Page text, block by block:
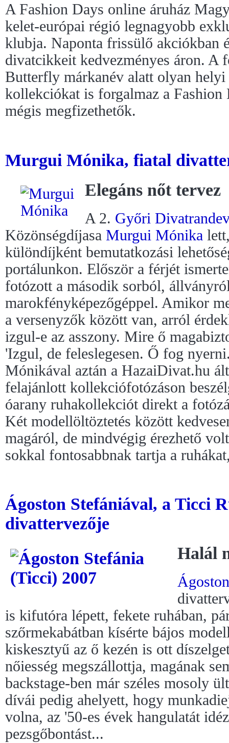
A Fashion Days online áruház
kelet-európai régió legnagyobb
klubja. Naponta frissülő akciókban
divatcikkeit kedvezményes áron. A
Butterfly márkanév alatt olyan
kollekciókat is forgalmaz a Fashion
mégis megfizethetők.
Murgui Mónika, fiatal
Elegáns nőt tervez
A 2. Győri
Közönségdíjasa Murgui Mónika
különdíjként bemutatkozási
portálunkon. Először a férjét
fotózott a második sorból,
marokfényképezőgéppel. Amikor
a versenyzők között van, arról
izgul-e az asszony. Mire ő
'Izgul, de feleslegesen. Ő fog
Mónikával aztán a HazaiDivat.hu
felajánlott kollekciófotózáson
óarany ruhakollekciót direkt a
Két modellöltöztetés között
magáról, de mindvégig érezhető
sokkal fontosabbnak tartja a
Ágoston Stefániával, a Ticci
divattervezője
Halál
is kifutóra lépett, fekete ruhában,
szőrmekabátban kísérte bájos
kiskesztyű az ő kezén is ott
nőiesség megszállottja, magának
backstage-ben már széles mosoly
dívái pedig ahelyett, hogy
volna, az '50-es évek hangulatát
pezsgőbontást...